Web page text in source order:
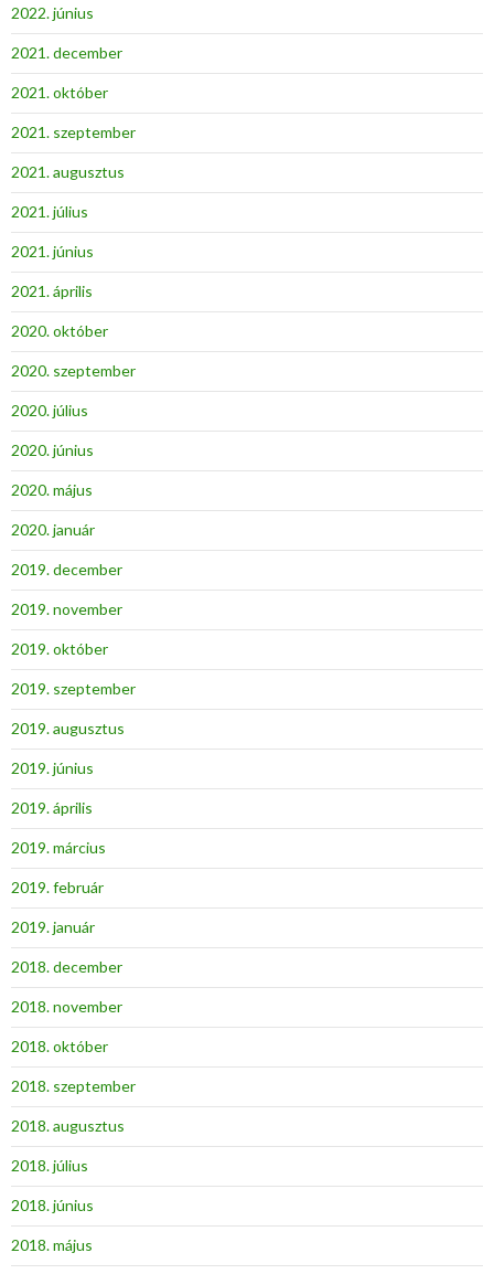
2022. június
2021. december
2021. október
2021. szeptember
2021. augusztus
2021. július
2021. június
2021. április
2020. október
2020. szeptember
2020. július
2020. június
2020. május
2020. január
2019. december
2019. november
2019. október
2019. szeptember
2019. augusztus
2019. június
2019. április
2019. március
2019. február
2019. január
2018. december
2018. november
2018. október
2018. szeptember
2018. augusztus
2018. július
2018. június
2018. május